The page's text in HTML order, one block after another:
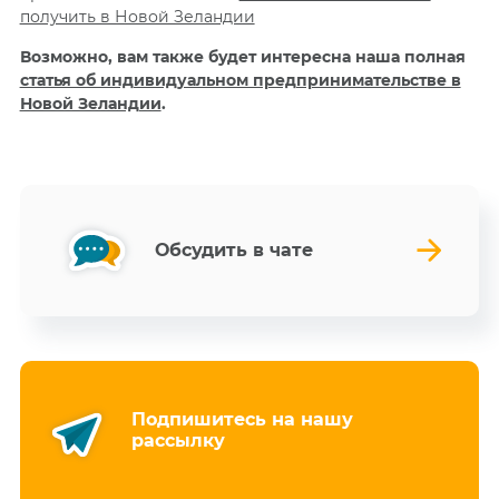
получить в Новой Зеландии
Возможно, вам также будет интересна наша полная
статья об индивидуальном предпринимательстве в
Новой Зеландии.
Обсудить в чате
Подпишитесь на нашу
рассылку